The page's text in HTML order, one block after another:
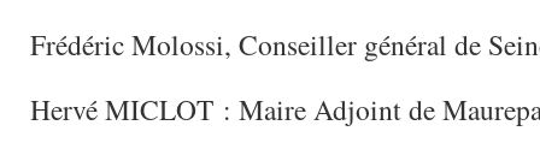
Frédéric Molossi, Conseiller général de
Hervé MICLOT : Maire Adjoint de